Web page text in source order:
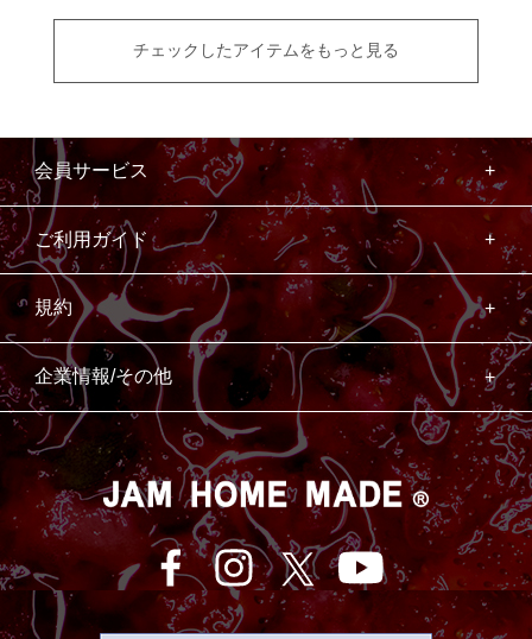
チェックしたアイテムをもっと見る
会員サービス
ご利用ガイド
規約
企業情報/その他